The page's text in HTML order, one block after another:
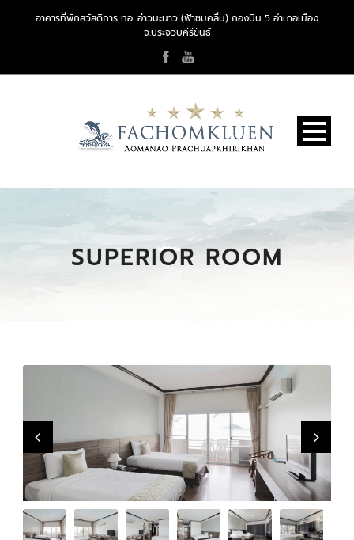
อาคารที่พักสวัสดิการ ทอ. อ่าวมะนาว (ฟ้าชมคลื่น) กองบิน 5 อำเภอเมือง
จ.ประจวบคีรีขันธ์
SUPERIOR ROOM